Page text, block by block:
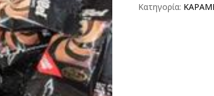
Κατηγορία: